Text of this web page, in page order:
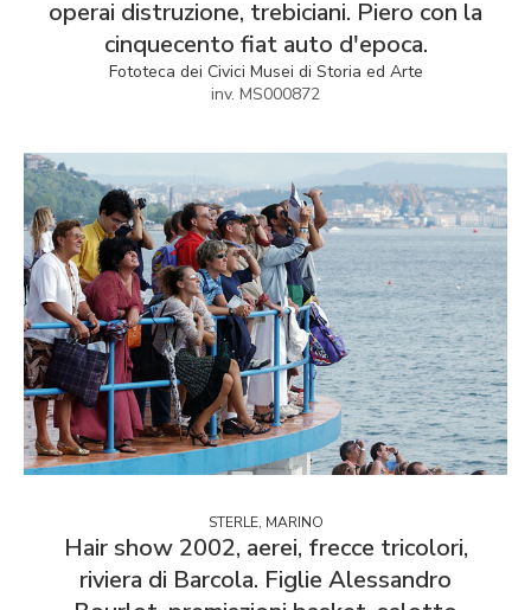
operai distruzione, trebiciani. Piero con la
cinquecento fiat auto d'epoca.
Fototeca dei Civici Musei di Storia ed Arte
inv. MS000872
STERLE, MARINO
Hair show 2002, aerei, frecce tricolori,
riviera di Barcola. Figlie Alessandro